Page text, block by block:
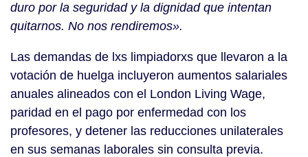
duro por la seguridad y la dignidad que intentan
quitarnos. No nos rendiremos».
Las demandas de lxs limpiadorxs que llevaron a la
votación de huelga incluyeron aumentos salariales
anuales alineados con el London Living Wage,
paridad en el pago por enfermedad con los
profesores, y detener las reducciones unilaterales
en sus semanas laborales sin consulta previa.